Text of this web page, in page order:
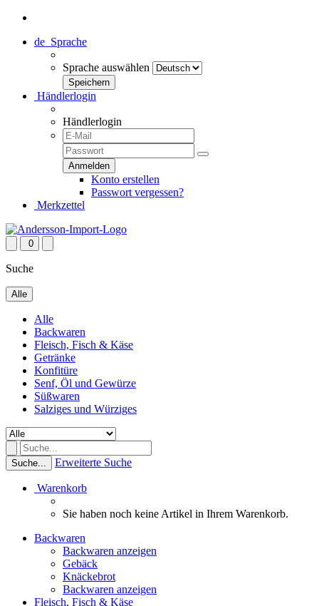
de Sprache
Sprache auswählen
Händlerlogin
Händlerlogin
Konto erstellen
Passwort vergessen?
Merkzettel
0
Suche
Alle
Alle
Backwaren
Fleisch, Fisch & Käse
Getränke
Konfitüre
Senf, Öl und Gewürze
Süßwaren
Salziges und Würziges
Suche... Erweiterte Suche
Warenkorb
Sie haben noch keine Artikel in Ihrem Warenkorb.
Backwaren
Backwaren anzeigen
Gebäck
Knäckebrot
Backwaren anzeigen
Fleisch, Fisch & Käse